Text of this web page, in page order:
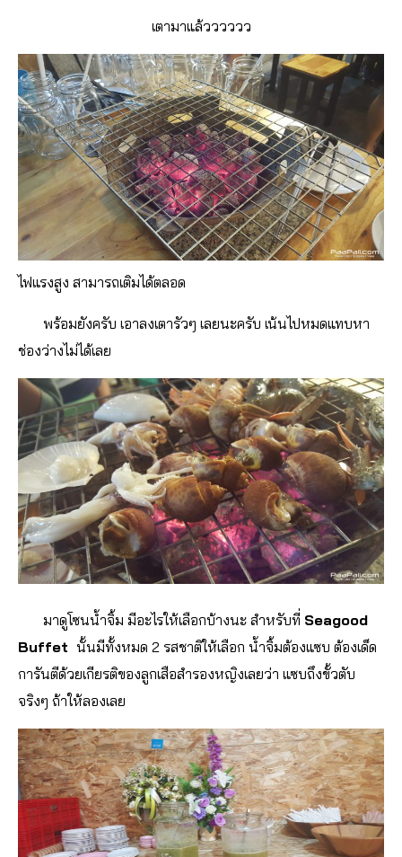
เตามาแล้วววววว
ไฟแรงสูง สามารถเติมได้ตลอด
พร้อมยังครับ เอาลงเตารัวๆ เลยนะครับ เน้นไปหมดแทบหา
ช่องว่างไม่ได้เลย
มาดูโซนน้ำจิ้ม มีอะไรให้เลือกบ้างนะ สำหรับที่ Seagood
Buffet นั้นมีทั้งหมด 2 รสชาติให้เลือก น้ำจิ้มต้องแซบ ต้องเด็ด
การันตีด้วยเกียรติของลูกเสือสำรองหญิงเลยว่า แซบถึงขั้วตับ
จริงๆ ถ้าให้ลองเลย